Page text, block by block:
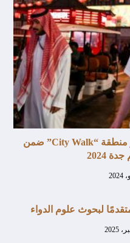
سفير الصين لدى المملكة يزور منطقة “City Walk” ضمن
2024
لبحوث علوم الدواء